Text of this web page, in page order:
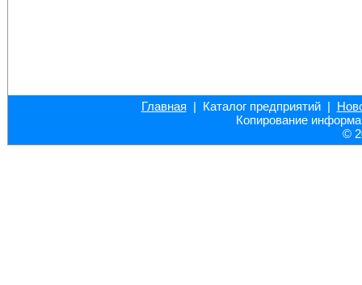
Главная | Каталог предприятий |
Копирование
©